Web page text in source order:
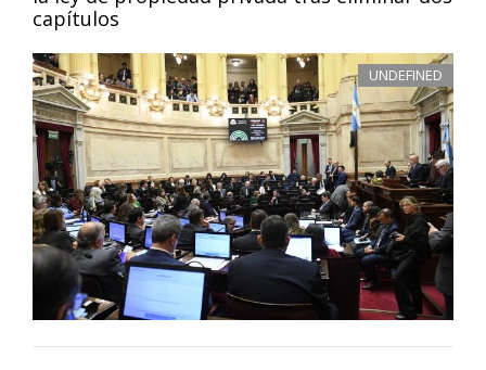
capítulos
UNDEFINED